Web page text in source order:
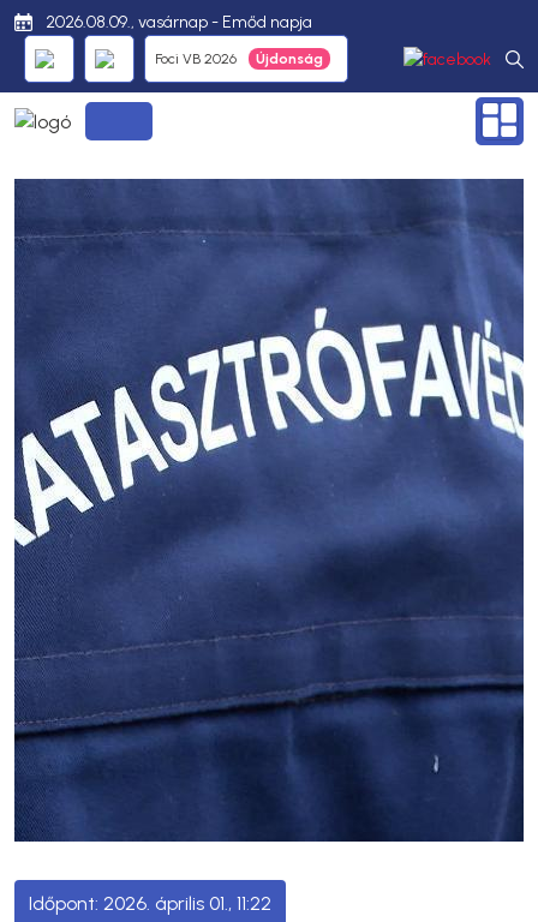
2026.08.09., vasárnap - Emőd napja
Foci VB 2026
2026. április 01., 11:22